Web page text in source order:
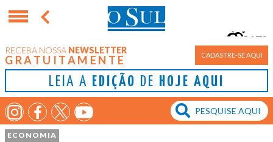
RECEBA NOSSA NEWSLETTER
GRATUITAMENTE CADASTRE-SE AQUI
LEIA A EDIÇÃO DE HOJE AQUI
Porto Alegre
17°
ECONOMIA